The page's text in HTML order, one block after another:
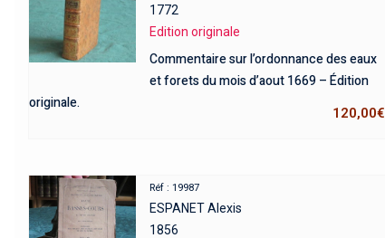
1772
Edition originale
Commentaire sur l’ordonnance des eaux
et forets du mois d’aout 1669 – Édition
originale.
120,00€
Réf : 19987
ESPANET Alexis
1856